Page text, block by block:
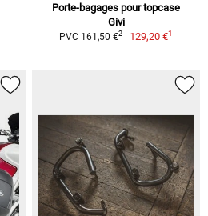
Porte-bagages pour topcase
Givi
PVC 161,50 €2 129,20 €1